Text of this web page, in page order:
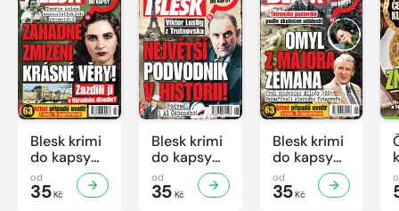
Blesk krimi
do kapsy
č.7/2026
od
35Kč
Blesk krimi
do kapsy
č.6/2026
od
35Kč
Blesk krimi
do kapsy
č.5/2026
od
35Kč